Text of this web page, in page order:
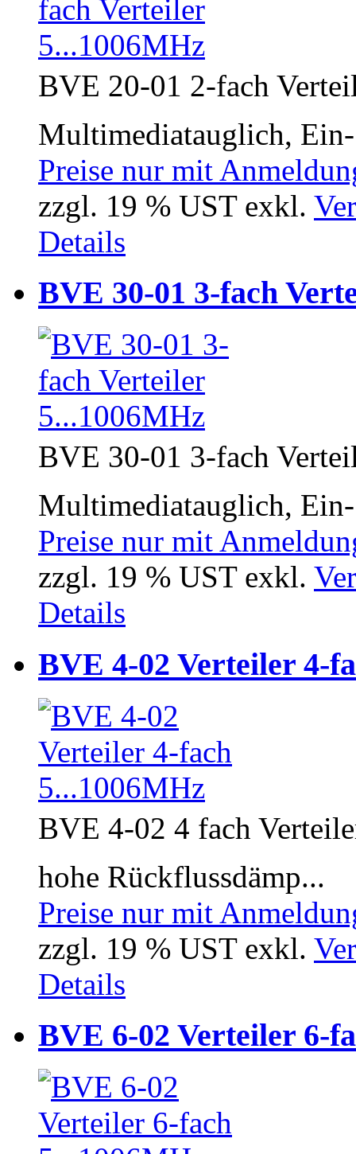
BVE 20-01 2-fach
Multimediatauglich,
Preise nur mit
zzgl. 19 % UST exkl.
Details
BVE 30-01 3-fach
BVE 30-01 3-fach
Multimediatauglich,
Preise nur mit
zzgl. 19 % UST exkl.
Details
BVE 4-02 Verteiler 4-
BVE 4-02 4 fach
hohe Rückflussdämp...
Preise nur mit
zzgl. 19 % UST exkl.
Details
BVE 6-02 Verteiler 6-